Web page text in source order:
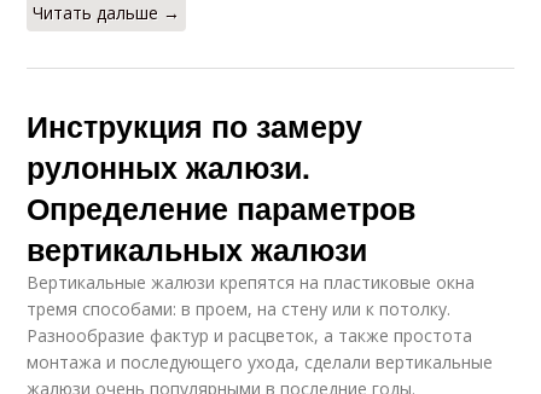
Читать дальше →
Инструкция по замеру
рулонных жалюзи.
Определение параметров
вертикальных жалюзи
Вертикальные жалюзи крепятся на пластиковые окна
тремя способами: в проем, на стену или к потолку.
Разнообразие фактур и расцветок, а также простота
монтажа и последующего ухода, сделали вертикальные
жалюзи очень популярными в последние годы.